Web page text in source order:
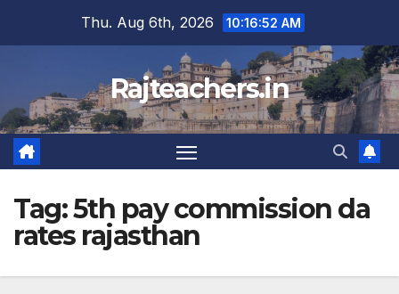
Thu. Aug 6th, 2026 10:16:52 AM
Rajteachers.in
Tag:5th pay commission da
rates rajasthan